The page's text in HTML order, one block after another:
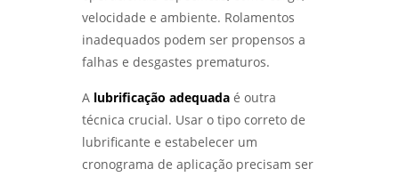
ANÁLISE DE FALHAS EM MÁQUINAS:
IDENTIFIQUE E SOLUCIONE PROBLEMAS
EFICAZMENTE - LABMETAL
COMO ESCOLHER O MELHOR LABORATÓRIO DE
ENSAIOS MECÂNICOS E METALOGRÁFICOS -
LABMETAL
velocidade e ambiente. Rolamentos
inadequados podem ser propensos a
falhas e desgastes prematuros.
A lubrificação adequadaé outra
técnica crucial. Usar o tipo correto de
lubrificante e estabelecer um
cronograma de aplicação precisam ser